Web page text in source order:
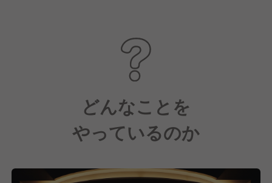
などで利用可能） 慶弔休暇 育
児・産前産後休暇 介護休暇 生
理休暇
どんなことを
やっているのか